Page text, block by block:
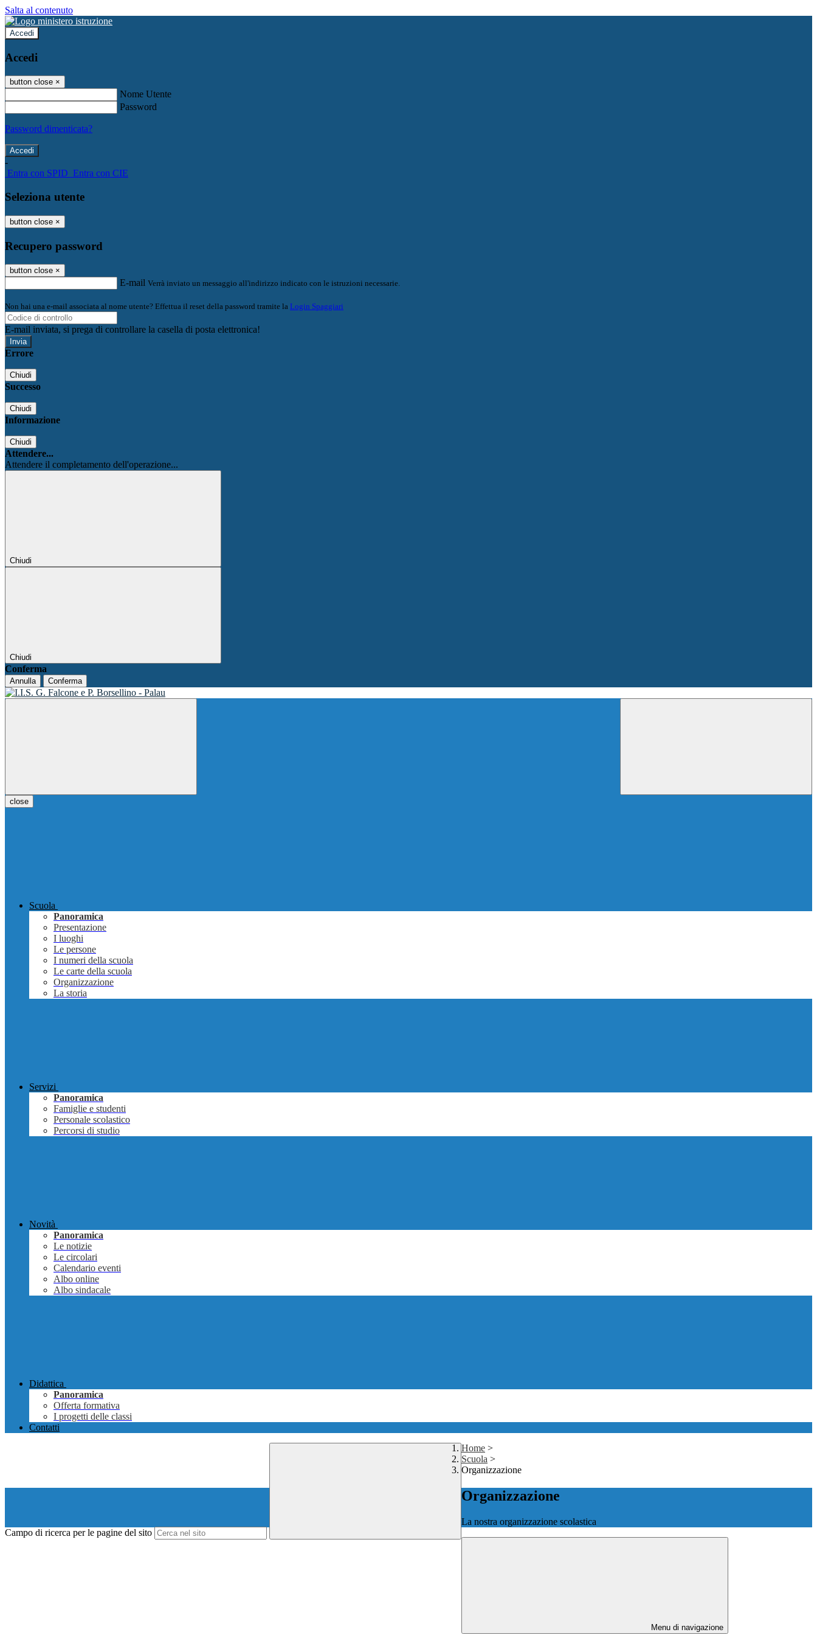
Salta al contenuto
Accedi
Accedi
button close ×
Nome Utente
Password
Password dimenticata?
-
Entra con SPID Entra con CIE
Seleziona utente
button close ×
Recupero password
button close ×
E-mail Verrà inviato un messaggio all'indirizzo indicato con le istruzioni necessarie.
Non hai una e-mail associata al nome utente? Effettua il reset della password tramite la Login Spaggiari
E-mail inviata, si prega di controllare la casella di posta elettronica!
Errore
Chiudi
Successo
Chiudi
Informazione
Chiudi
Attendere...
Attendere il completamento dell'operazione...
Chiudi
Chiudi
Conferma
Annulla Conferma
close
Scuola
Panoramica
Presentazione
I luoghi
Le persone
I numeri della scuola
Le carte della scuola
Organizzazione
La storia
Servizi
Panoramica
Famiglie e studenti
Personale scolastico
Percorsi di studio
Novità
Panoramica
Le notizie
Le circolari
Calendario eventi
Albo online
Albo sindacale
Didattica
Panoramica
Offerta formativa
I progetti delle classi
Contatti
Campo di ricerca per le pagine del sito
Home >
Scuola >
Organizzazione
Organizzazione
La nostra organizzazione scolastica
Menu di navigazione